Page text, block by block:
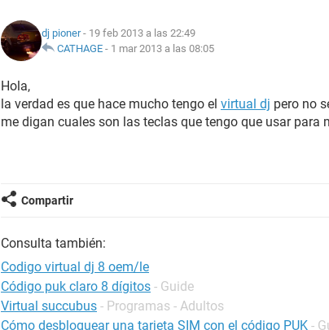
dj pioner- 19 feb 2013 a las 22:49
CATHAGE - 1 mar 2013 a las 08:05
Hola,
la verdad es que hace mucho tengo el virtual dj pero no
me digan cuales son las teclas que tengo que usar para
Compartir
Consulta también:
Codigo virtual dj 8 oem/le
Código puk claro 8 dígitos - Guide
Virtual succubus - Programas - Adultos
Cómo desbloquear una tarjeta SIM con el código PUK -